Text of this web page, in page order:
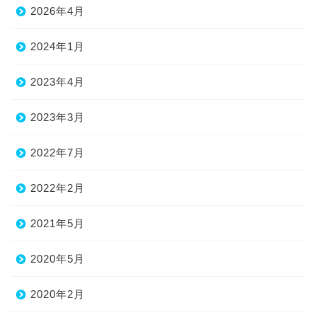
2026年4月
2024年1月
2023年4月
2023年3月
2022年7月
2022年2月
2021年5月
2020年5月
2020年2月